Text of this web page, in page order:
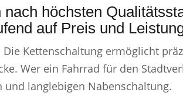
höchsten
auf Preis und
Kettenschaltung ermöglicht
Wer ein Fahrrad für den
langlebigen Nabenschaltung.